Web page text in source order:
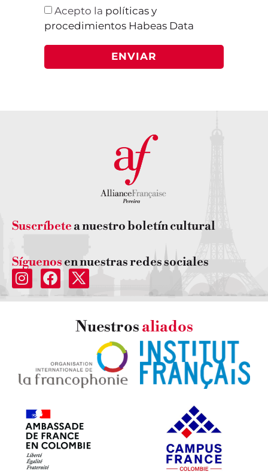
Acepto la políticas y
procedimientos Habeas Data
ENVIAR
Suscríbete a nuestro boletín cultural
Síguenos en nuestras redes sociales
Nuestrosaliados